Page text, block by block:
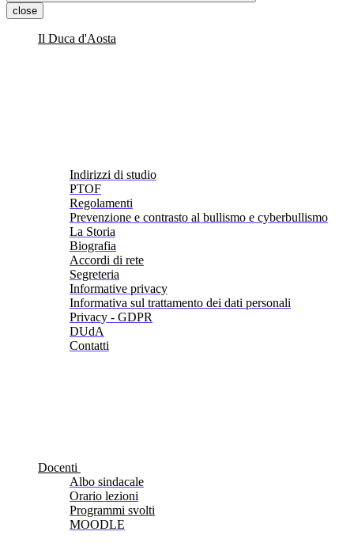
close
Il Duca d'Aosta
Indirizzi di studio
PTOF
Regolamenti
Prevenzione e contrasto al bullismo e cyberbullismo
La Storia
Biografia
Accordi di rete
Segreteria
Informative privacy
Informativa sul trattamento dei dati personali
Privacy - GDPR
DUdA
Contatti
Docenti
Albo sindacale
Orario lezioni
Programmi svolti
MOODLE